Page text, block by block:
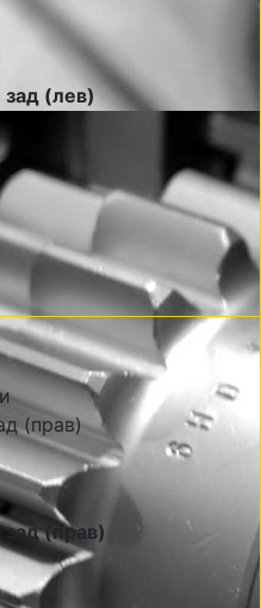
зад (лев)
(прав)